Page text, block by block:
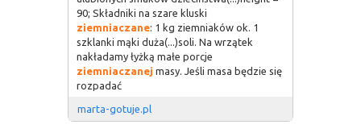
90; Składniki na szare kluski
ziemniaczane: 1 kg ziemniaków ok. 1
szklanki mąki duża(...)soli. Na wrzątek
nakładamy łyżką małe porcje
ziemniaczanej masy. Jeśli masa będzie się
rozpadać
marta-gotuje.pl